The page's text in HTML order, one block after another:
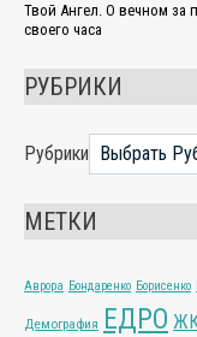
Твой Ангел. О вечном за
своего часа
РУБРИКИ
Рубрики
МЕТКИ
Аврора Бондаренко Борисенко
Демография ЕДРО